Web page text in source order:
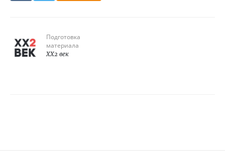
Подготовка
материала
XX2 век